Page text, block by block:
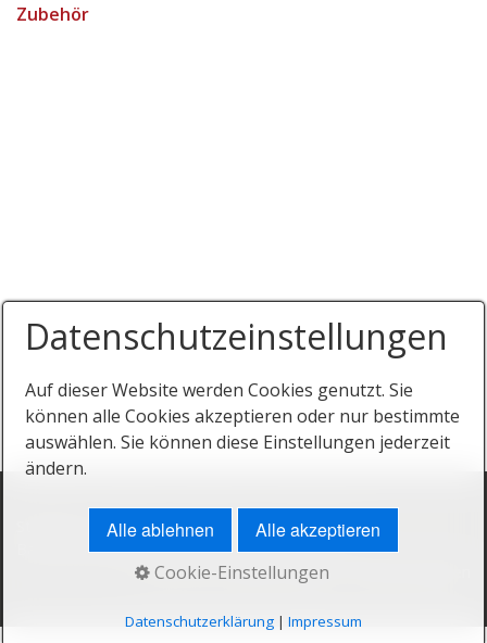
Zubehör
Zubehör
Kontakt Impressum
Datenschutz
Barrierefreiheit
© 2026 thermored® Designer Infrarotheizungen
Datenschutzeinstellungen
Auf dieser Website werden Cookies genutzt. Sie
können alle Cookies akzeptieren oder nur bestimmte
auswählen. Sie können diese Einstellungen jederzeit
ändern.
Alle ablehnen Alle akzeptieren
Cookie-Einstellungen
Datenschutzerklärung| Impressum